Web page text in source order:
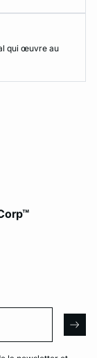
qui œuvre au